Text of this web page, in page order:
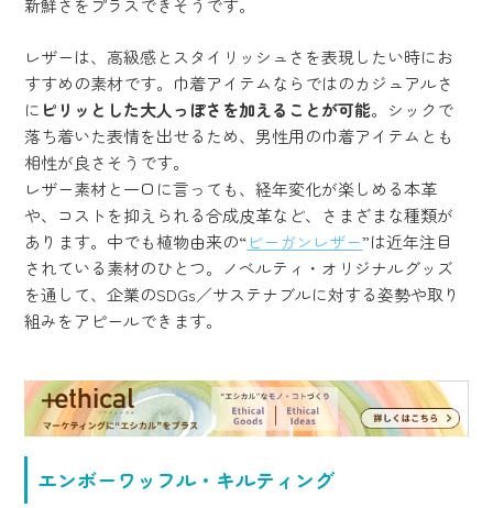
新鮮さをプラスできそうです。
レザーは、高級感とスタイリッシュさを表現したい時にお
すすめの素材です。巾着アイテムならではのカジュアルさ
に ピリッとした大人っぽさを加えることが可能。シックで
落ち着いた表情を出せるため、男性用の巾着アイテムとも
相性が良さそうです。
レザー素材と一口に言っても、経年変化が楽しめる本革
や、コストを抑えられる合成皮革など、さまざまな種類が
あります。中でも植物由来の“ビーガンレザー”は近年注目
されている素材のひとつ。ノベルティ・オリジナルグッズ
を通して、企業のSDGs／サステナブルに対する姿勢や取り
組みをアピールできます。
エンボーワッフル・キルティング